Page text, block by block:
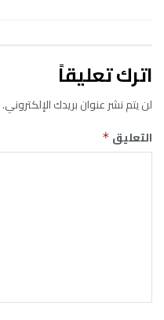
اترك تعليقاً
لن يتم نشر عنوان بريدك الإلكتروني.
التعليق *